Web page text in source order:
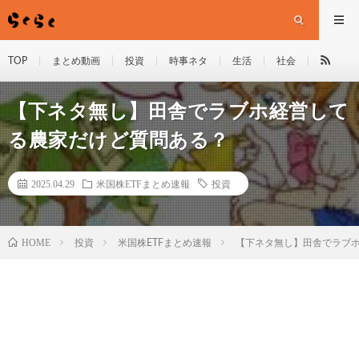
TOP まとめ動画 投資 時事ネタ 生活 社会
【下ネタ無し】田舎でラブホ経営して
る農家だけど質問ある？
2025.04.29 米国株ETFまとめ速報 投資
HOME 投資 米国株ETFまとめ速報 【下ネタ無し】田舎でラブ